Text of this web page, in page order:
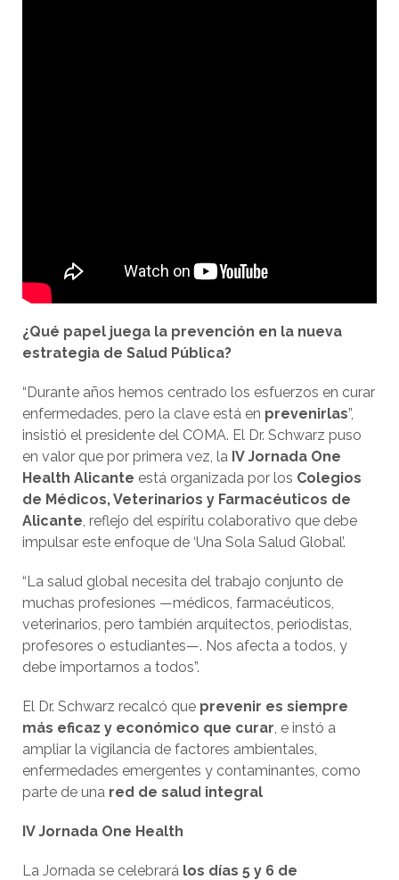
¿Qué papel juega la prevención en la nueva
estrategia de Salud Pública?
“Durante años hemos centrado los esfuerzos en curar
enfermedades, pero la clave está en prevenirlas”,
insistió el presidente del COMA. El Dr. Schwarz puso
en valor que por primera vez, la IV Jornada One
Health Alicante está organizada por los Colegios
de Médicos, Veterinarios y Farmacéuticos de
Alicante, reflejo del espíritu colaborativo que debe
impulsar este enfoque de ‘Una Sola Salud Global’.
“La salud global necesita del trabajo conjunto de
muchas profesiones —médicos, farmacéuticos,
veterinarios, pero también arquitectos, periodistas,
profesores o estudiantes—. Nos afecta a todos, y
debe importarnos a todos”.
El Dr. Schwarz recalcó que prevenir es siempre
más eficaz y económico que curar, e instó a
ampliar la vigilancia de factores ambientales,
enfermedades emergentes y contaminantes, como
parte de una red de salud integral
IV Jornada One Health
La Jornada se celebrará los días 5 y 6 de